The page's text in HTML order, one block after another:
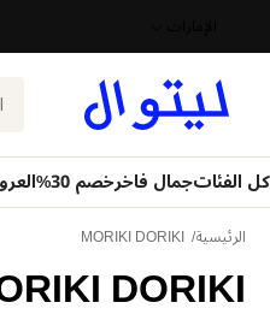
كل الفئاتجمال فاخرخصم 30%
الرئيسية MORIKI DORIKI
DORIKI